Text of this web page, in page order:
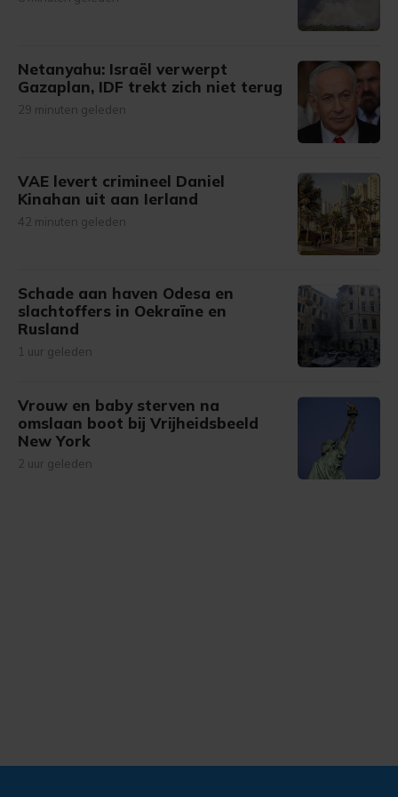
Netanyahu: Israël verwerpt
Gazaplan, IDF trekt zich niet terug
29 minuten geleden
VAE levert crimineel Daniel
Kinahan uit aan Ierland
42 minuten geleden
Schade aan haven Odesa en
slachtoffers in Oekraïne en
Rusland
1 uur geleden
Vrouw en baby sterven na
omslaan boot bij Vrijheidsbeeld
New York
2 uur geleden